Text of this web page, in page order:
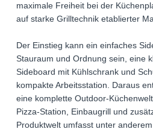
maximale Freiheit bei der
auf starke Grilltechnik etablierter
Der Einstieg kann ein einfaches
Stauraum und Ordnung sein, eine
Sideboard mit Kühlschrank und
kompakte Arbeitsstation. Daraus
eine komplette Outdoor-
Pizza-Station, Einbaugrill und
Produktwelt umfasst unter